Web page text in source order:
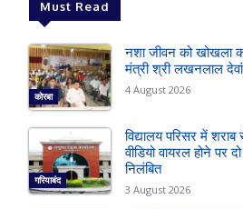
Must Read
कोरबा
नशा जीवन को खोखला
मंत्री श्री लखनलाल
4 August 2026
गरियाबंद
विद्यालय परिसर में
वीडियो वायरल होने पर
निलंबित
3 August 2026